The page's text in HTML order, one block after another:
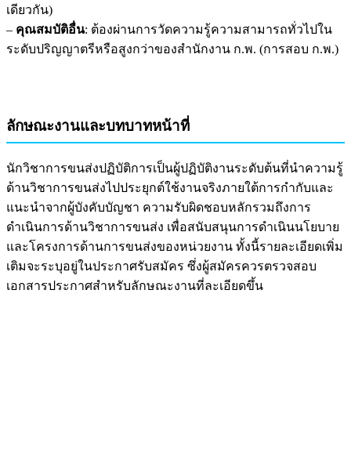
เดียวกัน)
– คุณสมบัติอื่น: ต้องผ่านการวัดความรู้ความสามารถทั่วไปใน
ระดับปริญญาตรีหรือสูงกว่าของสำนักงาน ก.พ. (การสอบ ก.พ.)
ลักษณะงานและบทบาทหน้าที่
นักวิชาการขนส่งปฏิบัติการเป็นผู้ปฏิบัติงานระดับต้นที่นำความรู้
ด้านวิชาการขนส่งไปประยุกต์ใช้งานจริงภายใต้การกำกับและ
แนะนำจากผู้บังคับบัญชา ความรับผิดชอบหลักรวมถึงการ
ดำเนินการด้านวิชาการขนส่ง เพื่อสนับสนุนการดำเนินนโยบาย
และโครงการด้านการขนส่งของหน่วยงาน ทั้งนี้รายละเอียดเพิ่ม
เติมจะระบุอยู่ในประกาศรับสมัคร ซึ่งผู้สมัครควรตรวจสอบ
เอกสารประกาศสำหรับลักษณะงานที่ละเอียดขึ้น